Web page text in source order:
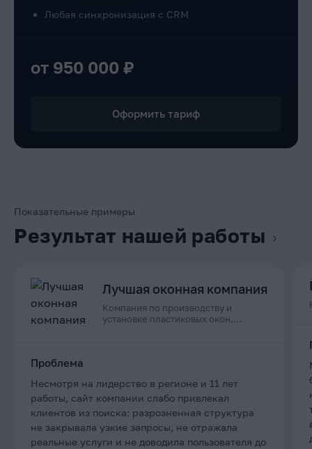
Любая синхронизация с CRM
от 950 000 ₽
Оформить тариф
Показательные примеры
Результат нашей работы
Лучшая оконная компания
Компания по производству и
установке пластиковых окон,
Проблема
Несмотря на лидерство в регионе и 11 лет
работы, сайт компании слабо привлекал
клиентов из поиска: разрозненная структура
не закрывала узкие запросы, не отражала
реальные услуги и не доводила пользователя до